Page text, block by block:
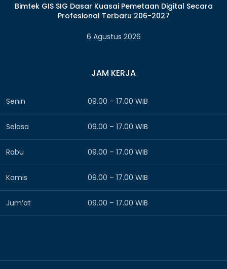
Bimtek GIS SIG Dasar Kuasai Pemetaan Digital Secara
Profesional Terbaru 206-2027
6 Agustus 2026
JAM KERJA
Senin 09.00 – 17.00 WIB
Selasa 09.00 – 17.00 WIB
Rabu 09.00 – 17.00 WIB
Kamis 09.00 – 17.00 WIB
Jum’at 09.00 – 17.00 WIB